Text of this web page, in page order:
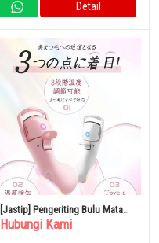
Detail
[Jastip] Pengeriting Bulu Mata
Hot Buller USB
Hubungi Kami